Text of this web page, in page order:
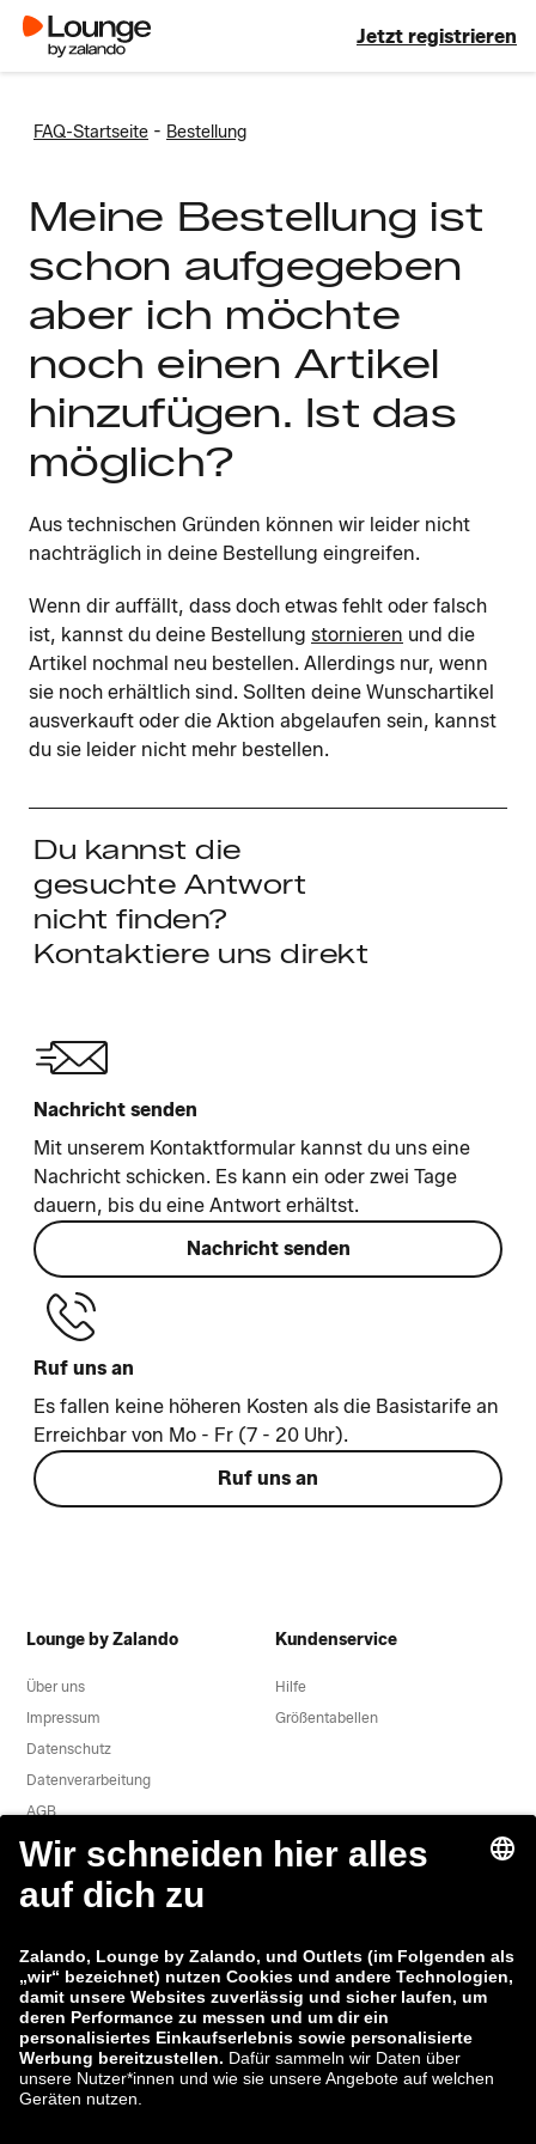
Jetzt registrieren
FAQ-Startseite - Bestellung
Meine Bestellung ist
schon aufgegeben
aber ich möchte
noch einen Artikel
hinzufügen. Ist das
möglich?
Aus technischen Gründen können wir leider nicht
nachträglich in deine Bestellung eingreifen.
Wenn dir auffällt, dass doch etwas fehlt oder falsch
ist, kannst du deine Bestellung stornieren und die
Artikel nochmal neu bestellen. Allerdings nur, wenn
sie noch erhältlich sind. Sollten deine Wunschartikel
ausverkauft oder die Aktion abgelaufen sein, kannst
du sie leider nicht mehr bestellen.
Du kannst die
gesuchte Antwort
nicht finden?
Kontaktiere uns direkt
Nachricht senden
Mit unserem Kontaktformular kannst du uns eine
Nachricht schicken. Es kann ein oder zwei Tage
dauern, bis du eine Antwort erhältst.
Nachricht senden
Ruf uns an
Es fallen keine höheren Kosten als die Basistarife an
Erreichbar von Mo - Fr (7 - 20 Uhr).
Ruf uns an
Lounge by Zalando
Über uns
Impressum
Datenschutz
Datenverarbeitung
AGB
Widerruf
Sicherheitslücke melden
Kundenservice
Hilfe
Größentabellen
Zalando-Gruppe
Zalando
ABOUT YOU
Zahlungsmethoden